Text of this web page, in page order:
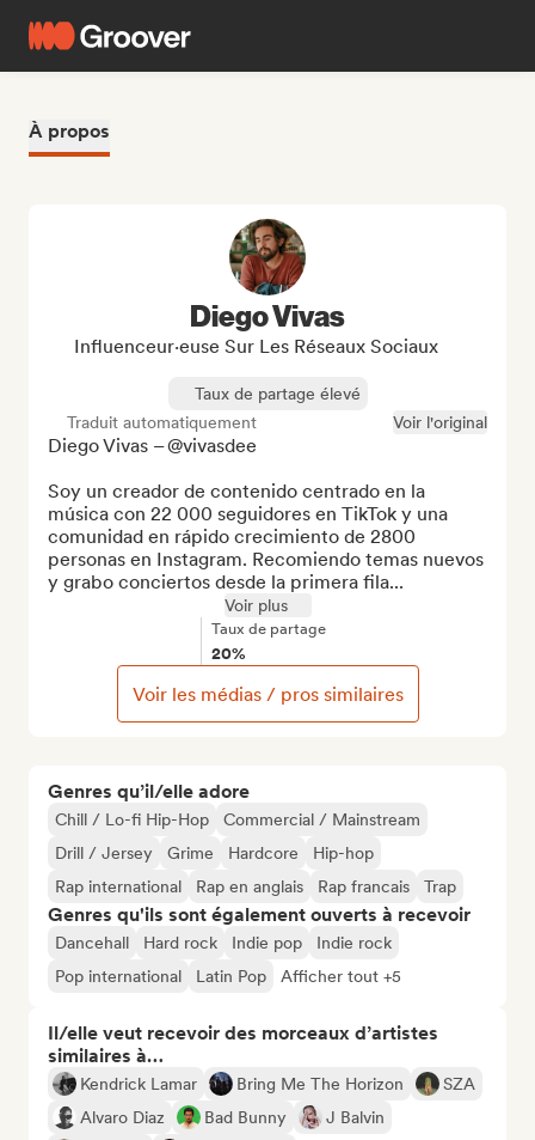
À propos
Genres qu’il/elle adore
Chill / Lo-fi Hip-Hop
Commercial / Mainstream
Drill / Jersey
Grime Hardcore
Hip-hop
Rap international
Rap en anglais Rap francais Trap
Genres qu'ils sont également ouverts à recevoir
Dancehall Hard rock Indie pop
Indie rock
Pop international
Latin Pop Afficher tout +5
Il/elle veut recevoir des morceaux d’artistes
similaires à…
Kendrick Lamar Bring Me The Horizon
SZA
Alvaro Diaz
Bad Bunny
J Balvin
Diego Vivas
Influenceur·euse Sur Les Réseaux Sociaux
Taux de partage élevé
Traduit automatiquement
Voir l'original
Diego Vivas – @vivasdee
Soy un creador de contenido centrado en la
música con 22 000 seguidores en TikTok y una
comunidad en rápido crecimiento de 2800
personas en Instagram. Recomiendo temas nuevos
y grabo conciertos desde la primera fila...
Voir plus
Taux de partage
20%
Voir les médias / pros similaires